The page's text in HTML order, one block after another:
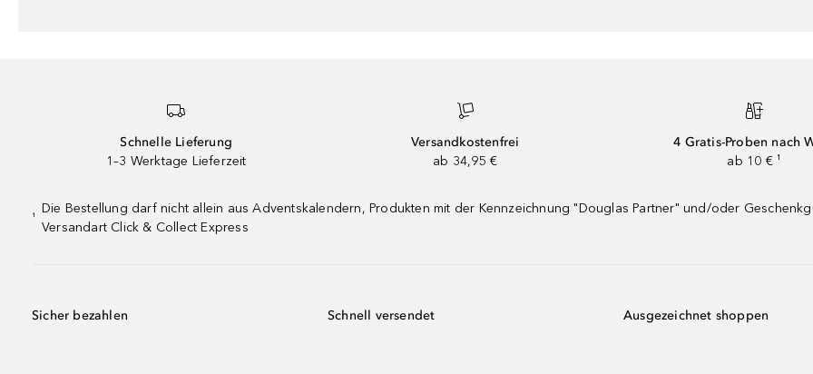
Schnelle Lieferung
1–3 Werktage Lieferzeit
Versandkostenfrei
ab 34,95 €
4 Gratis-Proben nach
ab 10 € ¹
¹
Die Bestellung darf nicht allein aus Adventskalendern, Produkten mit der Kennzeichnung "Douglas Partner" und/oder
Versandart Click & Collect Express
Sicher bezahlen Schnell versendet Ausgezeichnet shoppen